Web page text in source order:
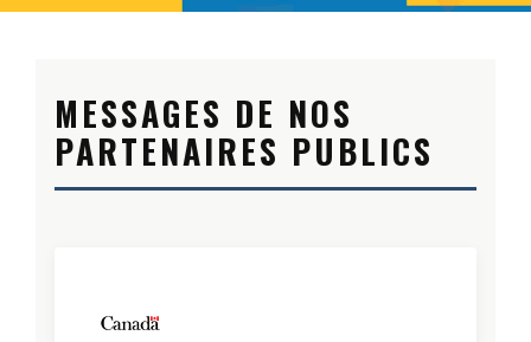
MESSAGES DE NOS
PARTENAIRES PUBLICS